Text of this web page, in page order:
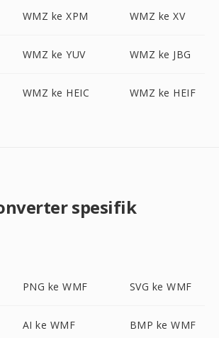
WMZ ke XPM WMZ ke XV
WMZ ke YUV WMZ ke JBG
WMZ ke HEIC WMZ ke HEIF
spesifik
PNG ke WMF SVG ke WMF
AI ke WMF BMP ke WMF